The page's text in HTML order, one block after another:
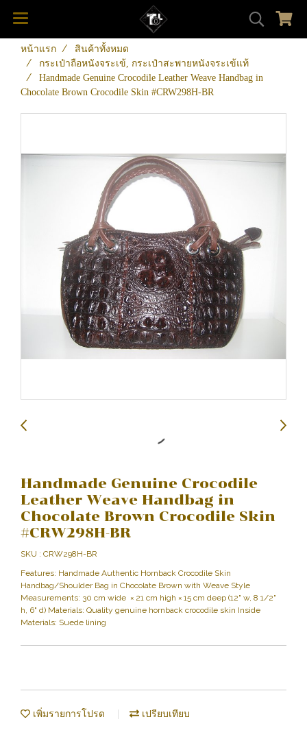
หน้าแรก
สินค้าทั้งหมด
กระเป๋าถือหนังจระเข้, กระเป๋าสะพายหนังจระเข้แท้
Handmade Genuine Crocodile Leather Weave Handbag in
Chocolate Brown Crocodile Skin #CRW298H-BR
Handmade Genuine Crocodile
Leather Weave Handbag in
Chocolate Brown Crocodile Skin
#CRW298H-BR
SKU : CRW298H-BR
Features: Handmade Authentic Hornback Crocodile Skin
Handbag/Shoulder Bag in Chocolate Brown with Weave Style
Measurements: 30 cm wide × 21 cm high × 15 cm deep (12" w, 8 1/2"
h, 6" d) Materials: Quality genuine hornback crocodile skin Inside
Materials: Suede lining
เพิ่มรายการโปรด เปรียบเทียบ